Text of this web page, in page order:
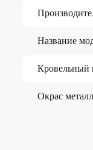
Название
Кровельный
Окрас